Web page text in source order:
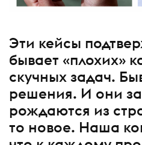
Эти кейсы
бывает «плохих»
скучных задач.
решения. И они
рождаются из
то новое. Наша